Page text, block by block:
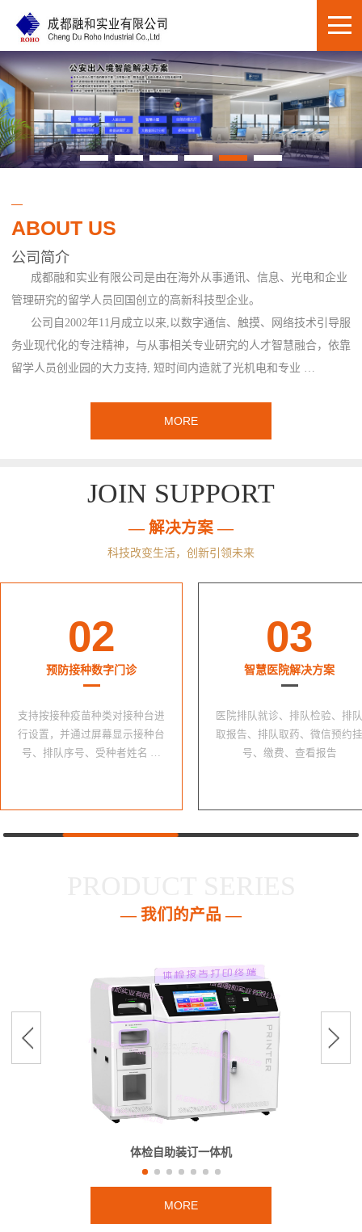
ABOUT US
公司简介
成都融和实业有限公司是由在海外从事通讯、信息、光电和企业
管理研究的留学人员回国创立的高新科技型企业。
公司自2002年11月成立以来,以数字通信、触摸、网络技术引导服
务业现代化的专注精神，与从事相关专业研究的人才智慧融合，依靠
留学人员创业园的大力支持, 短时间内造就了光机电和专业 …
MORE
JOIN SUPPORT
— 解决方案 —
科技改变生活，创新引领未来
02
预防接种数字门诊
支持按接种疫苗种类对接种台进
行设置，并通过屏幕显示接种台
号、排队序号、受种者姓名 …
03
智慧医院解决方案
医院排队就诊、排队检验、排队
取报告、排队取药、微信预约挂
号、缴费、查看报告
— 我们的产品 —
体检自助装订一体机
MORE